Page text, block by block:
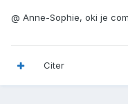
@ Anne-Sophie, oki je
Citer